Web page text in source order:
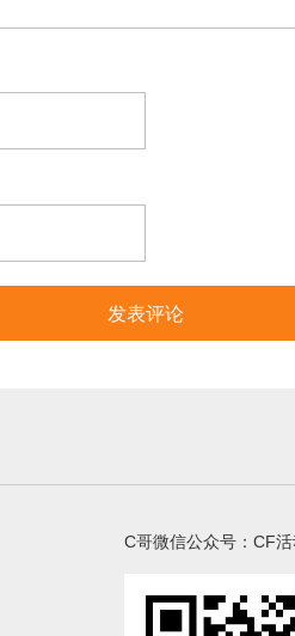
C哥微信公众号：CF